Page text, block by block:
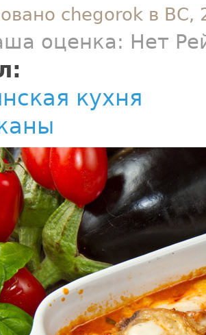
chegorok в ВС,
оценка: Нет
кухня